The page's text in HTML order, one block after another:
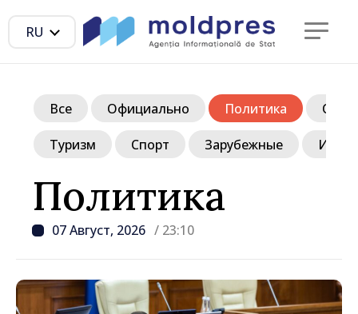
RU
Политика
07 Август, 2026 / 23:10
Все Официально Политика
Туризм Спорт Зарубежные